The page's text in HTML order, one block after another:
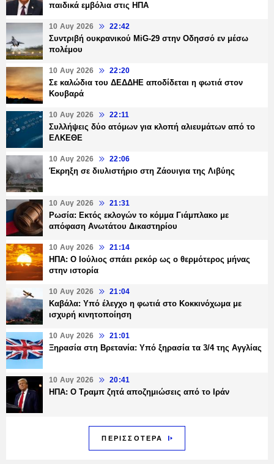
παιδικά εμβόλια στις ΗΠΑ
10 Αυγ 2026 22:42
Συντριβή ουκρανικού MiG-29 στην Οδησσό εν μέσω
πολέμου
10 Αυγ 2026 22:20
Σε καλώδια του ΔΕΔΔΗΕ αποδίδεται η φωτιά στον
Κουβαρά
10 Αυγ 2026 22:11
Συλλήψεις δύο ατόμων για κλοπή αλιευμάτων από το
ΕΛΚΕΘΕ
10 Αυγ 2026 22:06
Έκρηξη σε διυλιστήριο στη Ζάουιγια της Λιβύης
10 Αυγ 2026 21:31
Ρωσία: Εκτός εκλογών το κόμμα Γιάμπλακο με
απόφαση Ανωτάτου Δικαστηρίου
10 Αυγ 2026 21:14
ΗΠΑ: Ο Ιούλιος σπάει ρεκόρ ως ο θερμότερος μήνας
στην ιστορία
10 Αυγ 2026 21:04
Καβάλα: Υπό έλεγχο η φωτιά στο Κοκκινόχωμα με
ισχυρή κινητοποίηση
10 Αυγ 2026 21:01
Ξηρασία στη Βρετανία: Υπό ξηρασία τα 3/4 της Αγγλίας
10 Αυγ 2026 20:41
ΗΠΑ: Ο Τραμπ ζητά αποζημιώσεις από το Ιράν
ΠΕΡΙΣΣΟΤΕΡΑ